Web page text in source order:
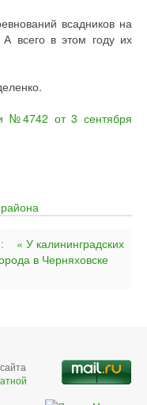
всадников на
А всего в этом году их
№4742 от 3 сентября
« У калининградских
в Черняховске